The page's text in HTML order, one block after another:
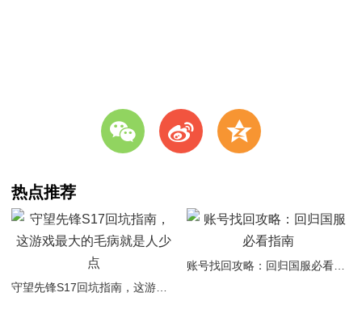
w t z
热点推荐